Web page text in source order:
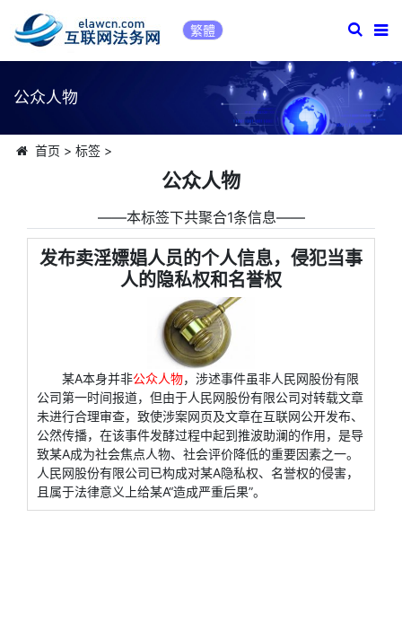
繁體
公众人物
首页 > 标签>
公众人物
――本标签下共聚合1条信息――
发布卖淫嫖娼人员的个人信息，侵犯当事
人的隐私权和名誉权
某A本身并非公众人物，涉述事件虽非人民网股份有限
公司第一时间报道，但由于人民网股份有限公司对转载文章
未进行合理审查，致使涉案网页及文章在互联网公开发布、
公然传播，在该事件发酵过程中起到推波助澜的作用，是导
致某A成为社会焦点人物、社会评价降低的重要因素之一。
人民网股份有限公司已构成对某A隐私权、名誉权的侵害，
且属于法律意义上给某A“造成严重后果”。